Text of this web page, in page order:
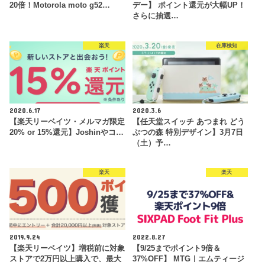
20倍！Motorola moto g52…
デー】 ポイント還元が大幅UP！
さらに抽選…
楽天
2020.6.17
【楽天リーベイツ・メルマガ限定
20% or 15%還元】Joshinやコ…
在庫検知
2020.3.6
【任天堂スイッチ あつまれ どう
ぶつの森 特別デザイン】3月7日
（土）予…
楽天
2019.9.24
【楽天リーベイツ】増税前に対象
ストアで2万円以上購入で、最大
楽天
2022.8.27
【9/25までポイント9倍＆
37%OFF】 MTG｜エムティージ